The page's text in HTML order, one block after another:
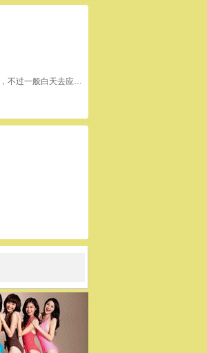
按摩店全是临街的，去要注意安全，不过一般白天去应该没有问题。